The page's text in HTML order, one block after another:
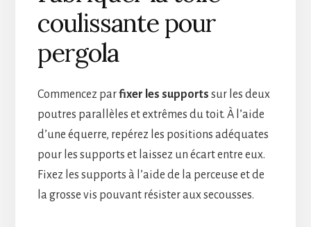
coulissante pour
pergola
Commencez parfixer les supports sur les deux
poutres parallèles et extrêmes du toit. À l’aide
d’une équerre, repérez les positions adéquates
pour les supports et laissez un écart entre eux.
Fixez les supports à l’aide de la perceuse et de
la grosse vis pouvant résister aux secousses.